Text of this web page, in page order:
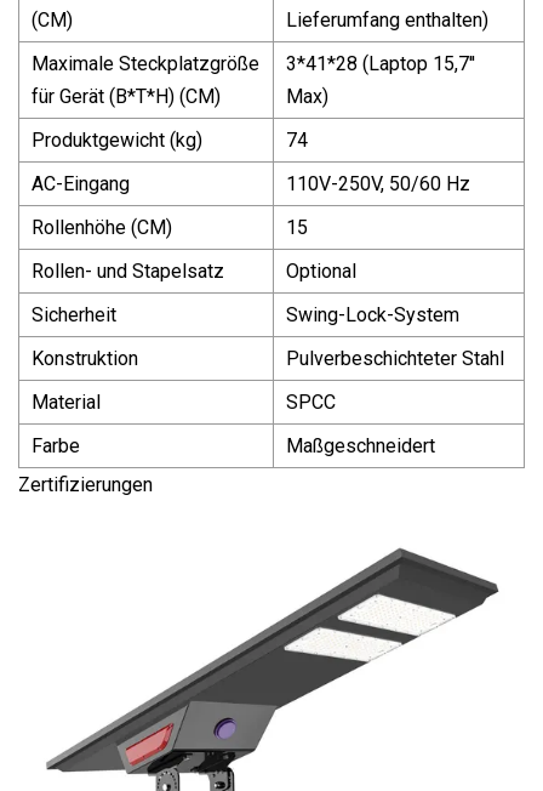
(CM)
Lieferumfang enthalten)
Maximale Steckplatzgröße
für Gerät (B*T*H) (CM)
3*41*28 (Laptop 15,7''
Max)
Produktgewicht (kg)
74
AC-Eingang
110V-250V, 50/60 Hz
Rollenhöhe (CM)
15
Rollen- und Stapelsatz
Optional
Sicherheit
Swing-Lock-System
Konstruktion
Pulverbeschichteter Stahl
Material
SPCC
Farbe
Maßgeschneidert
Zertifizierungen